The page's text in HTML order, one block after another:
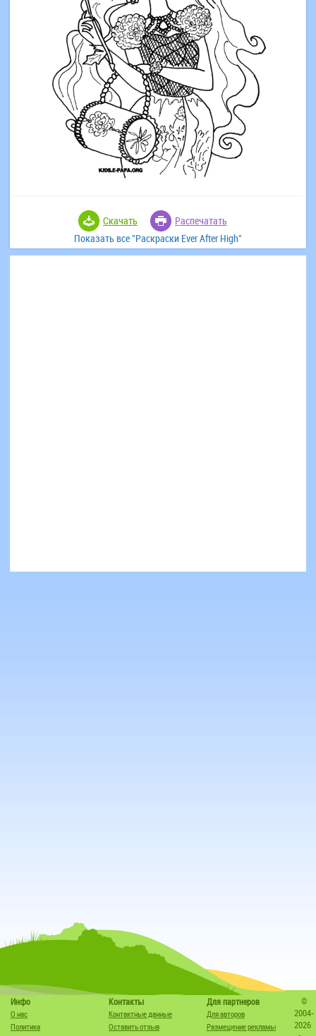
Скачать
Распечатать
Показать все "Раскраски Ever After High"
Инфо
О нас
Политика
Контакты
Контактные данные
Оставить отзыв
Для партнеров
Для авторов
Размещение рекламы
©
2004-
2026